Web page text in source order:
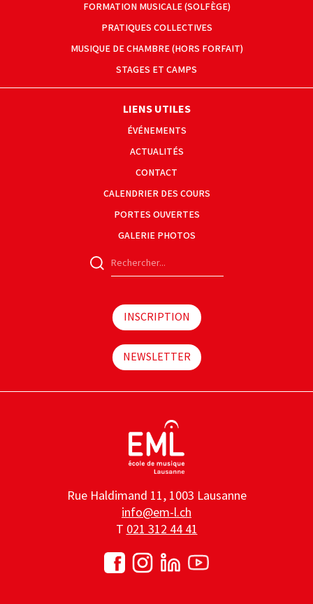
FORMATION MUSICALE (SOLFÈGE)
PRATIQUES COLLECTIVES
MUSIQUE DE CHAMBRE (HORS FORFAIT)
STAGES ET CAMPS
LIENS UTILES
ÉVÉNEMENTS
ACTUALITÉS
CONTACT
CALENDRIER DES COURS
PORTES OUVERTES
GALERIE PHOTOS
INSCRIPTION
NEWSLETTER
Rue Haldimand 11, 1003 Lausanne
info@em-l.ch
T 021 312 44 41